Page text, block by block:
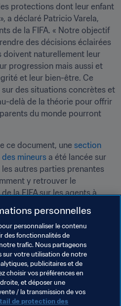
protections dont leur enfant
a déclaré Patricio Varela,
de la FIFA. « Notre objectif
des décisions éclairées
doivent naturellement leur
progression mais aussi et
et leur bien-être. Ce
sur des situations concrètes et
delà de la théorie pour offrir
du monde pourront
ce document, une section
mineurs a été lancée sur
autres parties prenantes
y retrouver le
la FIFA sur les agents à
Agents Prévention
Légal Organisation
personnelles
personnaliser le contenu
des fonctionnalités de
trafic. Nous partageons
sur votre utilisation de notre
publicitaires et de
choisir vos préférences en
et déposer une
/ la transmission de vos
de protection des